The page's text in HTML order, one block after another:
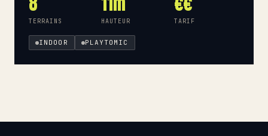
TERRAINS HAUTEUR TARIF
INDOOR PLAYTOMIC